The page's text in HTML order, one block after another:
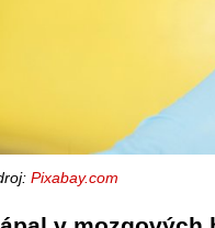
Pixabay.com